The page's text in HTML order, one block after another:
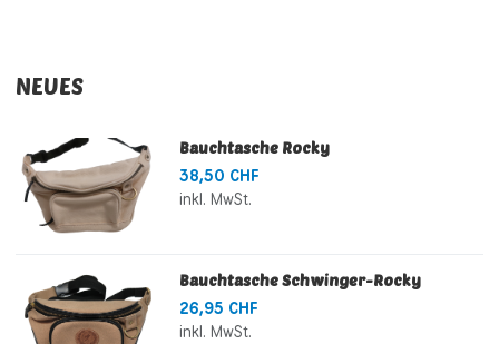
NEUES
Bauchtasche Rocky
38,50 CHF
inkl. MwSt.
Bauchtasche Schwinger-Rocky
26,95 CHF
inkl. MwSt.